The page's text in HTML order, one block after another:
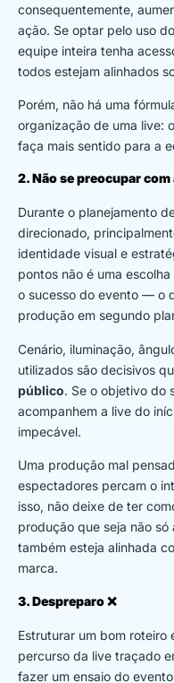
consequentemente,
ação. Se optar pelo uso
equipe inteira tenha
todos estejam alinhados
Porém, não há uma
organização de uma live:
faça mais sentido para a
2. Não se preocupar
Durante o planejamento
direcionado,
identidade visual e
pontos não é uma
o sucesso do evento — o
produção em segundo
Cenário, iluminação,
utilizados são decisivos
público. Se o objetivo do
acompanhem a live do
impecável.
Uma produção mal
espectadores percam o
isso, não deixe de ter
produção que seja não
também esteja alinhada
marca.
3. Despreparo❌
Estruturar um bom roteiro
percurso da live traçado
fazer um ensaio do